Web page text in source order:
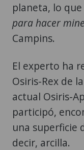
planeta, lo
para hacer
Campins.
El experto ha
Osiris-Rex de
actual Osiris-
participó,
una superficie
decir, arcilla.